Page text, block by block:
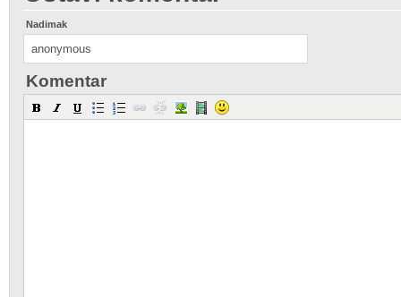
Nadimak
Komentar